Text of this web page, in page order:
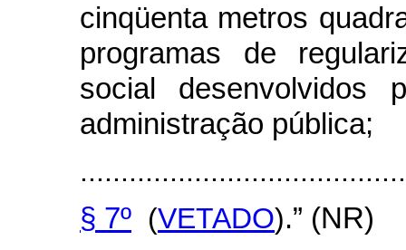
cinqüenta metros
programas de
social desenvolvidos
administração pública;
§ 7º (VETADO).” (NR)